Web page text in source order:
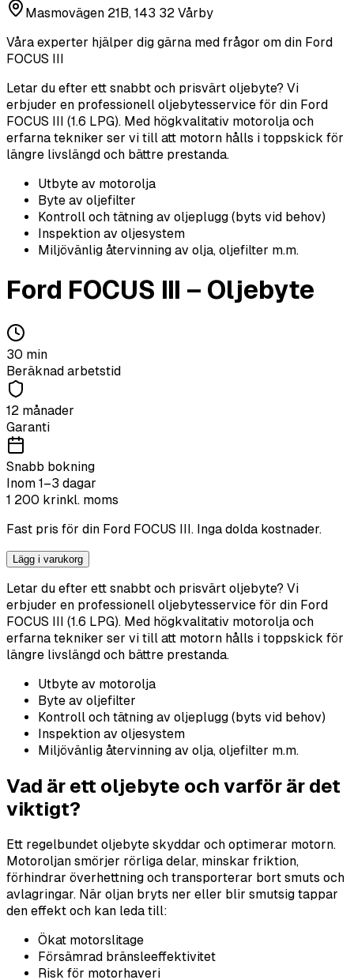
Masmovägen 21B, 143 32 Vårby
Våra experter hjälper dig gärna med frågor om din Ford
FOCUS III
Letar du efter ett snabbt och prisvärt oljebyte? Vi
erbjuder en professionell oljebytesservice för din Ford
FOCUS III (1.6 LPG). Med högkvalitativ motorolja och
erfarna tekniker ser vi till att motorn hålls i toppskick för
längre livslängd och bättre prestanda.
Utbyte av motorolja
Byte av oljefilter
Kontroll och tätning av oljeplugg (byts vid behov)
Inspektion av oljesystem
Miljövänlig återvinning av olja, oljefilter m.m.
Ford FOCUS III – Oljebyte
30 min
Beräknad arbetstid
12 månader
Garanti
Snabb bokning
Inom 1–3 dagar
1 200 krinkl. moms
Fast pris för din Ford FOCUS III. Inga dolda kostnader.
Lägg i varukorg
Letar du efter ett snabbt och prisvärt oljebyte? Vi
erbjuder en professionell oljebytesservice för din Ford
FOCUS III (1.6 LPG). Med högkvalitativ motorolja och
erfarna tekniker ser vi till att motorn hålls i toppskick för
längre livslängd och bättre prestanda.
Utbyte av motorolja
Byte av oljefilter
Kontroll och tätning av oljeplugg (byts vid behov)
Inspektion av oljesystem
Miljövänlig återvinning av olja, oljefilter m.m.
Vad är ett oljebyte och varför är det
viktigt?
Ett regelbundet oljebyte skyddar och optimerar motorn.
Motoroljan smörjer rörliga delar, minskar friktion,
förhindrar överhettning och transporterar bort smuts och
avlagringar. När oljan bryts ner eller blir smutsig tappar
den effekt och kan leda till:
Ökat motorslitage
Försämrad bränsleeffektivitet
Risk för motorhaveri